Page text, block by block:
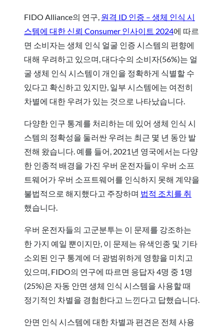
FIDO Alliance의 연구, 원격 ID 인증 – 생체 인식 시
스템에 대한 신뢰 Consumer 인사이트 2024에 따르
면 소비자는 생체 인식 얼굴 인증 시스템의 편향에
대해 우려하고 있으며, 대다수의 소비자(56%)는 얼
굴 생체 인식 시스템이 개인을 정확하게 식별할 수
있다고 확신하고 있지만, 일부 시스템에는 여전히
차별에 대한 우려가 있는 것으로 나타났습니다.
다양한 인구 통계를 처리하는 데 있어 생체 인식 시
스템의 정확성을 둘러싼 우려는 최근 몇 년 동안 발
전해 왔습니다. 예를 들어, 2021년 영국에서는 다양
한 인종적 배경을 가진 우버 운전자들이 우버 소프
트웨어가 우버 소프트웨어를 인식하지 못해 계약을
불법적으로 해지했다고 주장하며 법적 조치를 취
했습니다.
우버 운전자들의 고군분투는 이 문제를 강조하는
한 가지 예일 뿐이지만, 이 문제는 유색인종 및 기타
소외된 인구 통계에 더 광범위하게 영향을 미치고
있으며, FIDO의 연구에 따르면 응답자 4명 중 1명
(25%)은 자동 안면 생체 인식 시스템을 사용할 때
정기적인 차별을 경험한다고 느낀다고 답했습니다.
안면 인식 시스템에 대한 차별과 편견은 전체 사용